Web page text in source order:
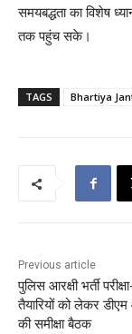
समयबद्धता का विशेष
तक पहुंच सके।
TAGS Bhartiya
Previous article
पुलिस आरक्षी भर्ती
तैयारियों को लेकर
की समीक्षा बैठक